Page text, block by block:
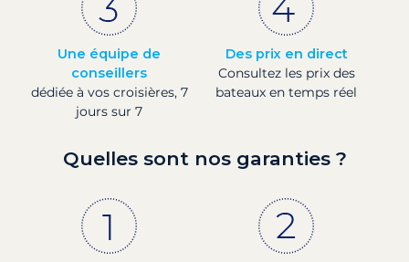
Une équipe de
conseillers
dédiée à vos croisières, 7
jours sur 7
Des prix en direct
Consultez les prix des
bateaux en temps réel
Quelles sont nos garanties ?